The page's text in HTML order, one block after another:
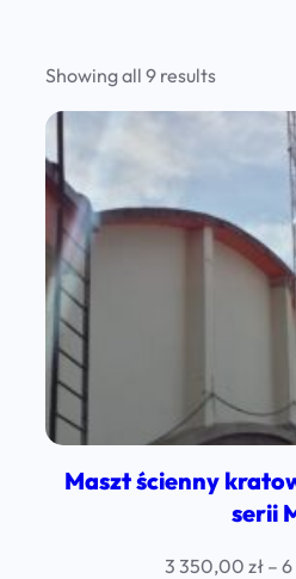
Showing all 9 resultsSorted
by
Maszt ścienny
serii
3 350,00 zł – 6